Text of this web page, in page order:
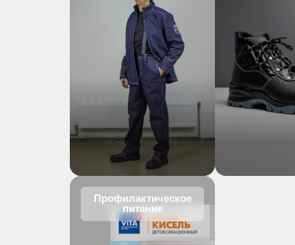
Профилактическое
питание